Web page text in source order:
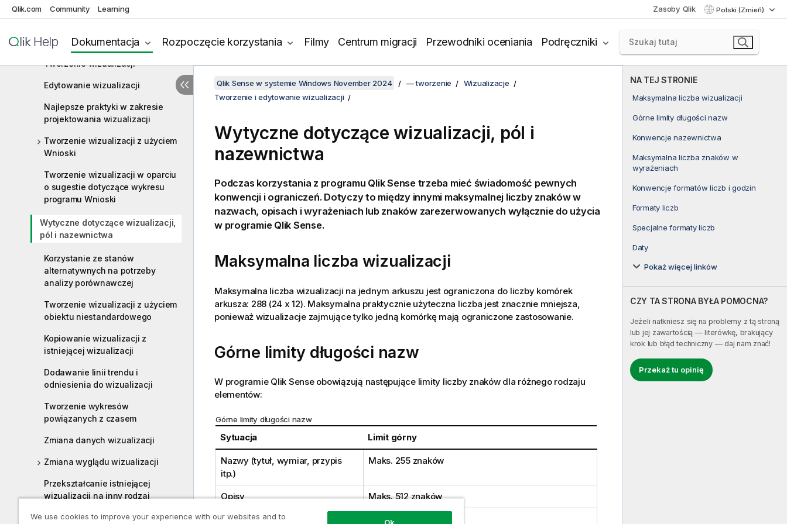
Qlik.com Community Learning Zasoby Qlik Polski (Zmień)
Dokumentacja Rozpoczęcie korzystania Filmy Centrum migracji Przewodniki oceniania Podręczniki
Tworzenie i edytowanie wizualizacji
Tworzenie wizualizacji
Edytowanie wizualizacji
Najlepsze praktyki w zakresie
projektowania wizualizacji
Tworzenie wizualizacji z użyciem
Wnioski
Tworzenie wizualizacji w oparciu
o sugestie dotyczące wykresu
programu Wnioski
Wytyczne dotyczące wizualizacji,
pól i nazewnictwa
Korzystanie ze stanów
alternatywnych na potrzeby
analizy porównawczej
Tworzenie wizualizacji z użyciem
obiektu niestandardowego
Kopiowanie wizualizacji z
istniejącej wizualizacji
Dodawanie linii trendu i
odniesienia do wizualizacji
Tworzenie wykresów
powiązanych z czasem
Zmiana danych wizualizacji
Zmiana wyglądu wizualizacji
Przekształcanie istniejącej
wizualizacji na inny rodzaj
NA TEJ STRONIE
Maksymalna liczba wizualizacji
Górne limity długości nazw
Konwencje nazewnictwa
Maksymalna liczba znaków w
wyrażeniach
Konwencje formatów liczb i godzin
Formaty liczb
Specjalne formaty liczb
Daty
Pokaż więcej linków
CZY TA STRONA BYŁA POMOCNA?
Jeżeli natkniesz się na problemy z tą stroną
lub jej zawartością — literówkę, brakujący
krok lub błąd techniczny — daj nam znać!
Przekaż tu opinię
Qlik Sense w systemie Windows November 2024 — tworzenie
Wizualizacje
Tworzenie i edytowanie wizualizacji
Wytyczne dotyczące wizualizacji, pól i
nazewnictwa
Podczas korzystania z programu Qlik Sensetrzeba mieć świadomość pewnych
konwencji i ograniczeń. Dotyczy to między innymi maksymalnej liczby znaków w
nazwach, opisach i wyrażeniach lub znaków zarezerwowanych wyłącznie do użycia
w programie Qlik Sense.
Maksymalna liczba wizualizacji
Maksymalna liczba wizualizacji na jednym arkuszu jest ograniczona do liczby komórek
arkusza: 288 (24 x 12). Maksymalna praktycznie użyteczna liczba jest znacznie mniejsza,
ponieważ wizualizacje zajmujące tylko jedną komórkę mają ograniczone zastosowanie.
Górne limity długości nazw
W programie Qlik Senseobowiązują następujące limity liczby znaków dla różnego rodzaju
elementów:
Górne limity długości nazw
Sytuacja Limit górny
Nazwy (tytuł, wymiar, przypis
itp.)
Maks. 255 znaków
Opisy Maks. 512 znaków
Wyrażenia Maks. 64 000 znaków.
We use cookies to improve your experience with our websites and to